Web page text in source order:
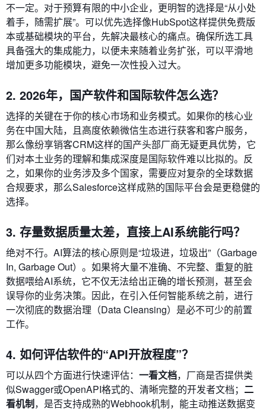
不一定。对于预算有限的中小企业，更明智的选择是“从小处
着手，随需扩展”。可以优先选择像HubSpot这样提供免费版
本或基础模块的平台，先解决最核心的痛点。确保所选工具
具备强大的集成能力，以便未来随着业务扩张，可以平滑地
增加更多功能模块，避免一次性投入过大。
2. 2026年，国产软件和国际软件怎么选？
选择的关键在于你的核心市场和业务模式。如果你的核心业
务在中国大陆，且高度依赖微信生态进行获客和客户服务，
那么像纷享销客CRM这样的国产头部厂商无疑更具优势，它
们对本土业务的理解和集成深度是国际软件难以比拟的。反
之，如果你的业务涉及多个国家，需要应对复杂的全球数据
合规要求，那么Salesforce这样成熟的国际平台会是更稳健的
选择。
3. 存量数据质量太差，直接上AI系统能行吗？
绝对不行。AI算法的核心原则是“垃圾进，垃圾出”（Garbage
In, Garbage Out）。如果将大量不准确、不完整、重复的脏
数据喂给AI系统，它不仅无法给出正确的增长预测，甚至会
误导你的业务决策。因此，在引入任何智能系统之前，进行
一次彻底的数据治理（Data Cleansing）是必不可少的前置
工作。
4. 如何评估软件的“API开放程度”？
可以从四个方面进行快速评估： 一看文档，厂商是否提供类
似Swagger或OpenAPI格式的、清晰完整的开发者文档； 二
看机制，是否支持成熟的Webhook机制，能主动推送数据变